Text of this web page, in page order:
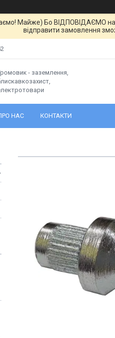
Майже) Бо ВІДПОВІДАЄМО
відправити замовлення
- заземлення,
НАС КОНТАКТИ